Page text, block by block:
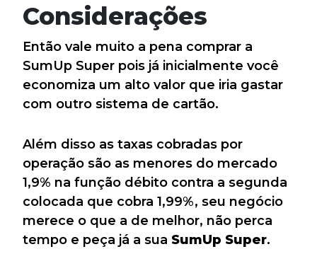
Considerações
Então vale muito a pena comprar a
SumUp Super pois já inicialmente você
economiza um alto valor que iria gastar
com outro sistema de cartão.
Além disso as taxas cobradas por
operação são as menores do mercado
1,9% na função débito contra a segunda
colocada que cobra 1,99%, seu negócio
merece o que a de melhor, não perca
tempo e peça já a sua SumUp Super.